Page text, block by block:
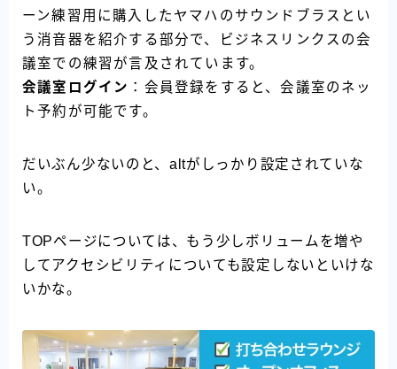
ーン練習用に購入したヤマハのサウンドブラスとい
う消音器を紹介する部分で、ビジネスリンクスの会
議室での練習が言及されています。
会議室ログイン ：会員登録をすると、会議室のネッ
ト予約が可能です。
だいぶん少ないのと、altがしっかり設定されていな
い。
TOPページについては、もう少しボリュームを増や
してアクセシビリティについても設定しないといけな
いかな。